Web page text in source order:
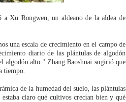
Xu Rongwen, un aldeano de la aldea de
una escala de crecimiento en el campo de
diario de las plántulas de algodón
algodón alto." Zhang Baoshuai sugirió que
tiempo.
de la humedad del suelo, las plántulas
claro qué cultivos crecían bien y qué